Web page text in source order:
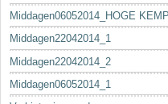
Middagen06052014_HOGE
Middagen22042014_1
Middagen22042014_2
Middagen06052014_1